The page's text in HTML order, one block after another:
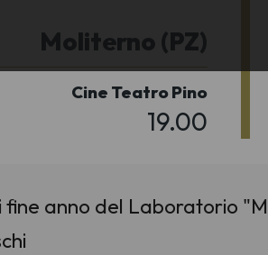
Moliterno (PZ)
Cine Teatro Pino
19.00
anno del Laboratorio